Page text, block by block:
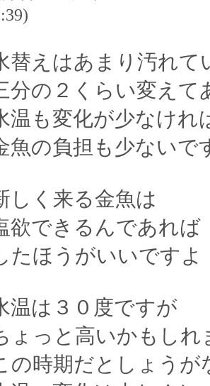
替えはあまり汚れて
分の２くらい変えて
温も変化が少なけれ
魚の負担も少ないで
しく来る金魚は
欲できるんであれば
たほうがいいですよ
温は３０度ですが
ょっと高いかもしれ
の時期だとしょうが